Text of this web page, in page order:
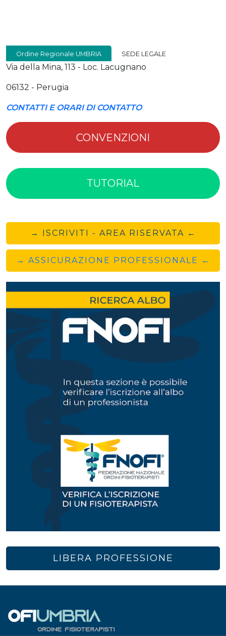
Ordine Regionale UMBRIA SEDE LEGALE
Via della Mina, 113 - Loc. Lacugnano
06132 - Perugia
CONTATTI E ORARI DI CONTATTO
CONVENZIONI
TUTORIAL
→ ISCRIVITI - AREA RISERVATA ←
→ ASSICURAZIONE PROFESSIONALE ←
LIBERA PROFESSIONE